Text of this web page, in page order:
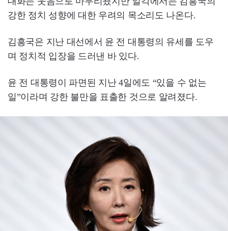
강한 정치 성향에 대한 우려의 목소리도 나온다.
김흥국은 지난 대선에서 윤 전 대통령의 유세를 도우
며 정치적 입장을 드러낸 바 있다.
윤 전 대통령이 파면된 지난 4일에도 “있을 수 없는
일”이라며 강한 불만을 표출한 것으로 알려졌다.